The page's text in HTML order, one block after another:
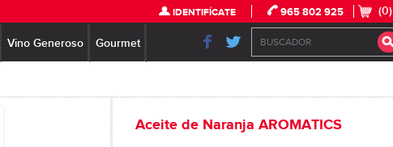
(0)
965 802 925
IDENTIFÍCATE
Vino Generoso Gourmet
Aceite de Naranja AROMATICS